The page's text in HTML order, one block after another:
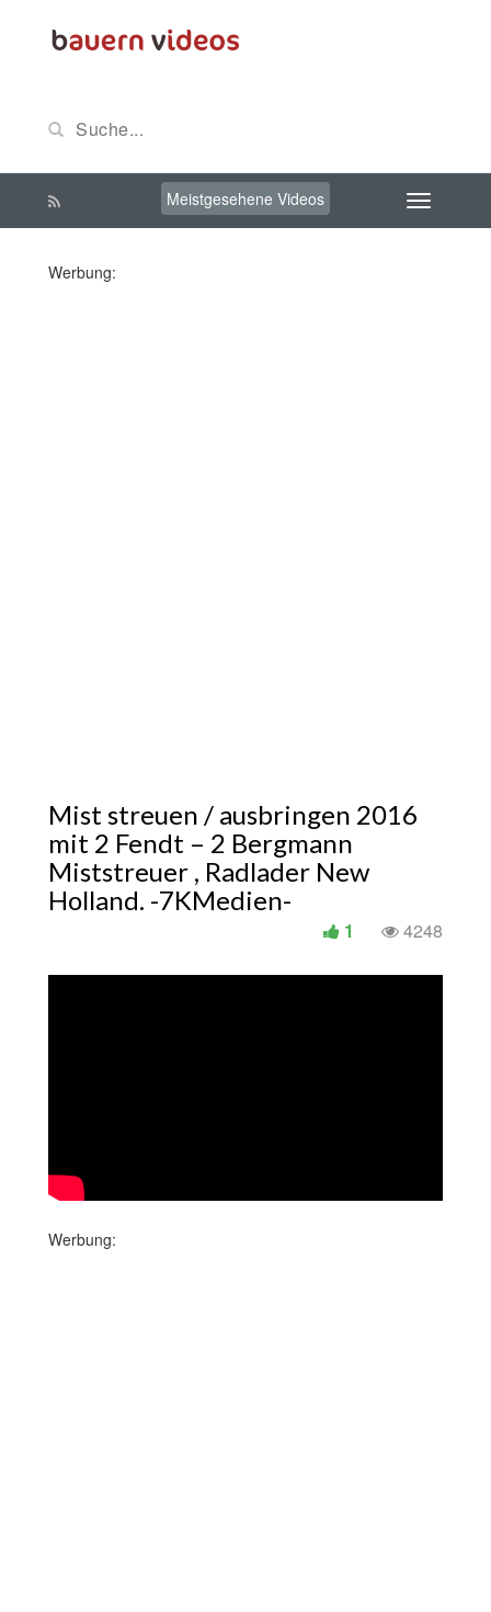
Meistgesehene Videos
Werbung:
Mist streuen / ausbringen 2016
mit 2 Fendt – 2 Bergmann
Miststreuer , Radlader New
Holland. -7KMedien-
4248
1
Werbung: